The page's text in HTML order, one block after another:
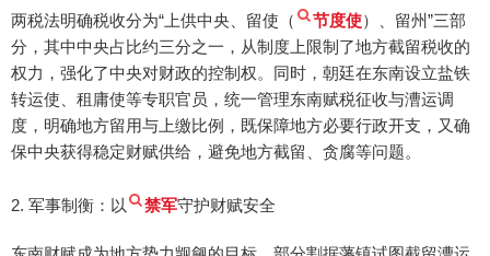
两税法明确税收分为“上供中央、留使（ 节度使）、留州”三部
分，其中中央占比约三分之一，从制度上限制了地方截留税收的
权力，强化了中央对财政的控制权。同时，朝廷在东南设立盐铁
转运使、租庸使等专职官员，统一管理东南赋税征收与漕运调
度，明确地方留用与上缴比例，既保障地方必要行政开支，又确
保中央获得稳定财赋供给，避免地方截留、贪腐等问题。
2. 军事制衡：以 禁军守护财赋安全